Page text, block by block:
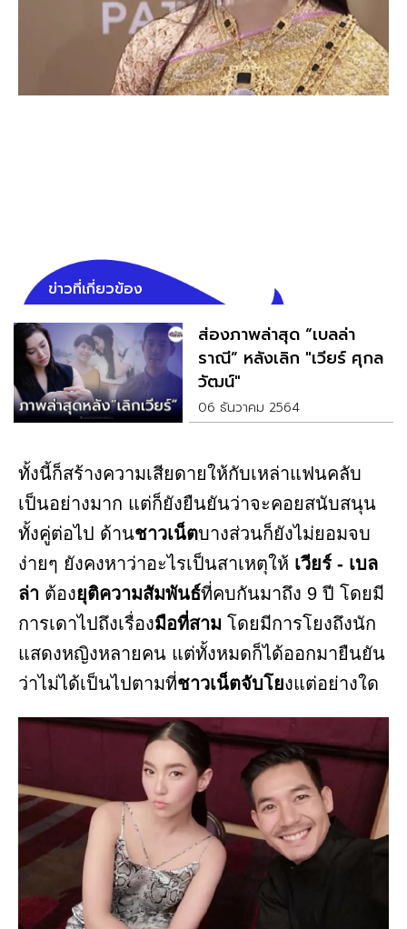
ข่าวที่เกี่ยวข้อง
ส่องภาพล่าสุด “เบลล่า
ราณี” หลังเลิก "เวียร์ ศุกล
วัฒน์"
06 ธันวาคม 2564
ทั้งนี้ก็สร้างความเสียดายให้กับเหล่าแฟนคลับ
เป็นอย่างมาก แต่ก็ยังยืนยันว่าจะคอยสนับสนุน
ทั้งคู่ต่อไป ด้านชาวเน็ตบางส่วนก็ยังไม่ยอมจบ
ง่ายๆ ยังคงหาว่าอะไรเป็นสาเหตุให้ เวียร์ - เบล
ล่า ต้องยุติความสัมพันธ์ที่คบกันมาถึง 9 ปี โดยมี
การเดาไปถึงเรื่องมือที่สาม โดยมีการโยงถึงนัก
แสดงหญิงหลายคน แต่ทั้งหมดก็ได้ออกมายืนยัน
ว่าไม่ได้เป็นไปตามที่ชาวเน็ตจับโยงแต่อย่างใด